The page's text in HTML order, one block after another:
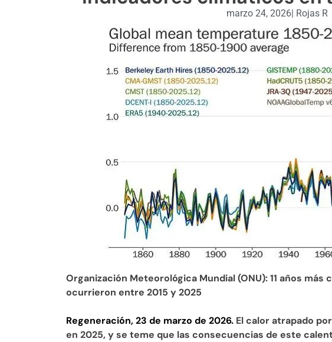
marzo 24, 2026 Rojas R
Organización Meteorológica Mundial (ONU): 11 años
ocurrieron entre 2015 y 2025
Regeneración, 23 de marzo de 2026. El calor atrapado
en 2025, y se teme que las consecuencias de este